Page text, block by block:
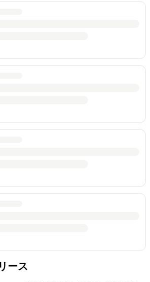
ース